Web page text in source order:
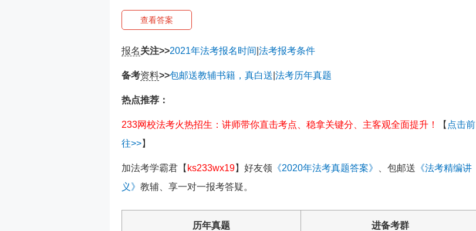
查看答案
报名关注>>2021年法考报名时间 法考报考条件
备考资料>>包邮送教辅书籍，真白送 法考历年真题
热点推荐：
233网校法考火热招生：讲师带你直击考点、稳拿关键分、主客观全面提升！ 【 点击前
往>>】
加法考学霸君 【 ks233wx19】 好友领 《2020年法考真题答案》 、包邮送 《法考精编讲
义》 教辅、享一对一报考答疑。
历年真题 进备考群